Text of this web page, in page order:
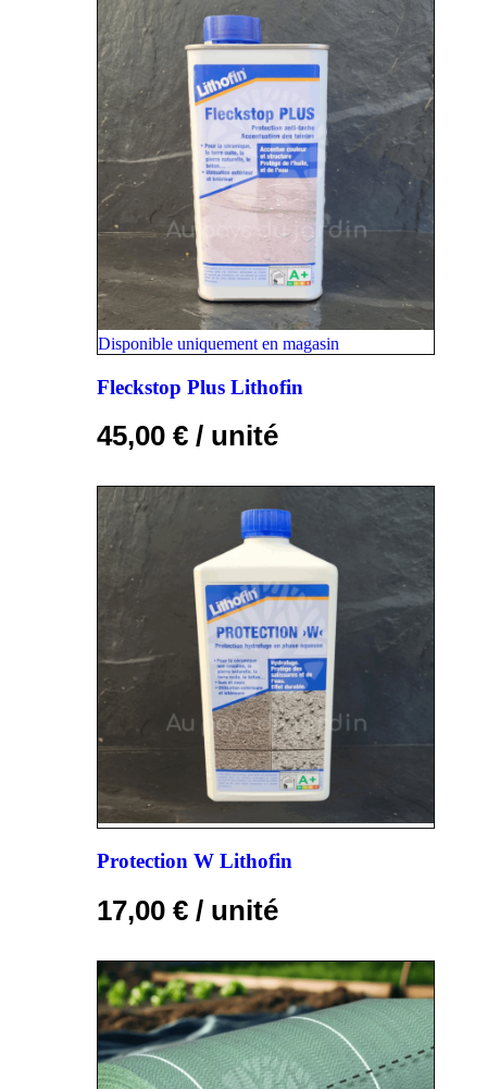
Disponible uniquement en magasin
Fleckstop Plus Lithofin
45,00 € / unité
Protection W Lithofin
17,00 € / unité